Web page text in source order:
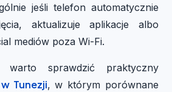
jeśli telefon automatycznie
aktualizuje aplikacje albo
mediów poza Wi-Fi.
warto sprawdzić praktyczny
Tunezji, w którym porównane